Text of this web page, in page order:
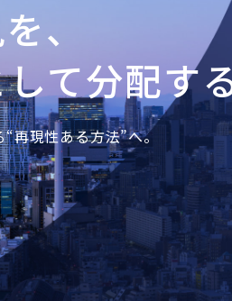
、
て分配す
再現性ある方法”へ。